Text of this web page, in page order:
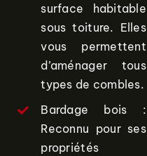
surface habitable
sous toiture. Elles
vous permettent
d’aménager tous
types de combles.
Bardage bois :
Reconnu pour ses
propriétés